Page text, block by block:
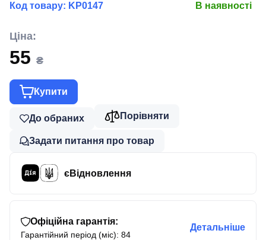
Код товару: KP0147 В наявності
Ціна:
55 ₴
Купити
До обраних Порівняти
Задати питання про товар
єВідновлення
Офіційна гарантія:
Гарантійний період (міс): 84
Детальніше